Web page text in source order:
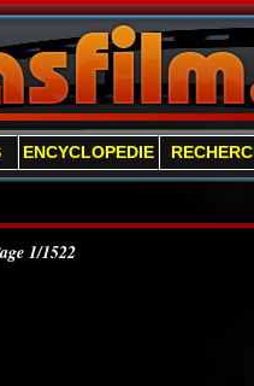
ENCYCLOPEDIE
1/1522